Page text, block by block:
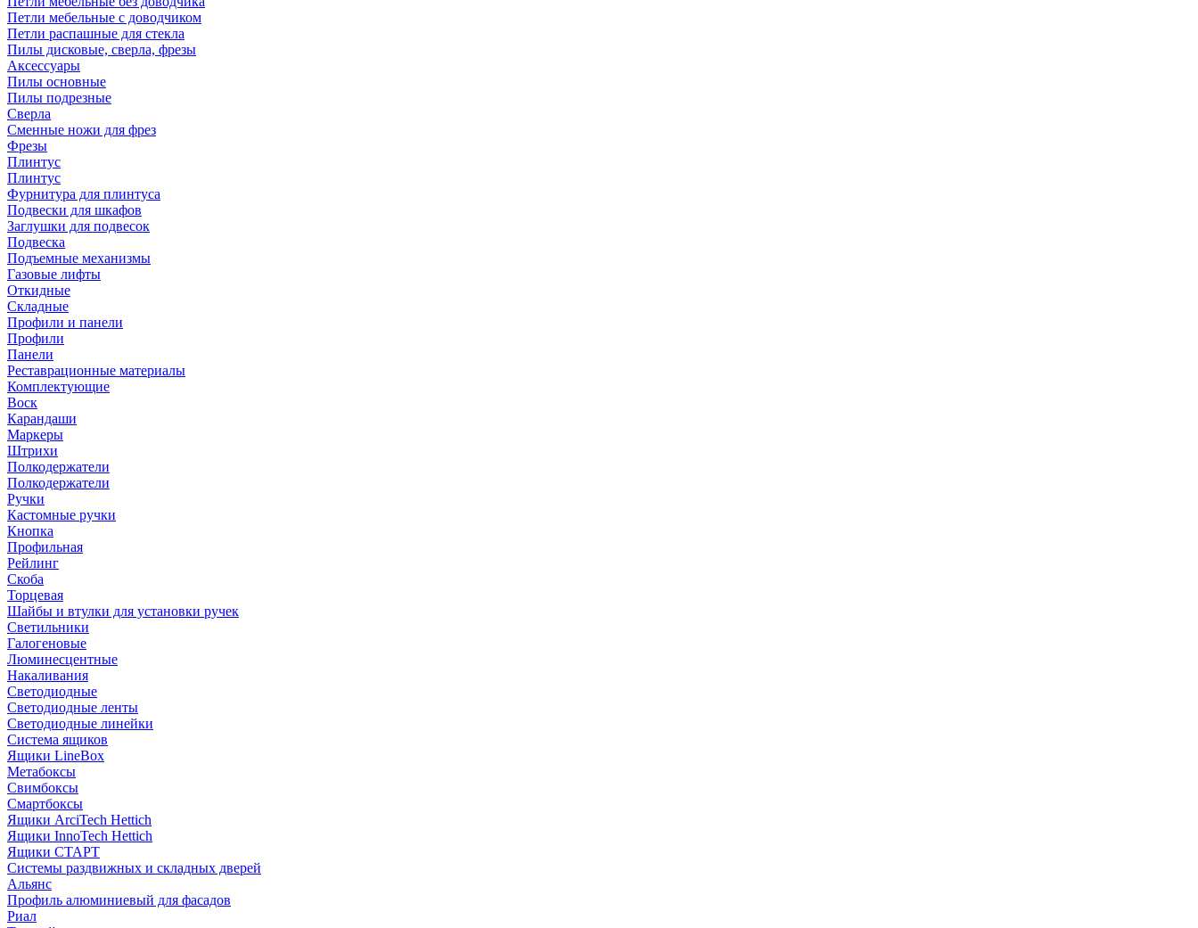
Петли мебельные с доводчиком
Петли распашные для стекла
Пилы дисковые, сверла, фрезы
Аксессуары
Пилы основные
Пилы подрезные
Сверла
Сменные ножи для фрез
Фрезы
Плинтус
Плинтус
Фурнитура для плинтуса
Подвески для шкафов
Заглушки для подвесок
Подвеска
Подъемные механизмы
Газовые лифты
Откидные
Складные
Профили и панели
Профили
Панели
Реставрационные материалы
Комплектующие
Воск
Карандаши
Маркеры
Штрихи
Полкодержатели
Полкодержатели
Ручки
Кастомные ручки
Кнопка
Профильная
Рейлинг
Скоба
Торцевая
Шайбы и втулки для установки ручек
Светильники
Галогеновые
Люминесцентные
Накаливания
Светодиодные
Светодиодные ленты
Светодиодные линейки
Система ящиков
Ящики LineBox
Метабоксы
Свимбоксы
Смартбоксы
Ящики ArciTech Hettich
Ящики InnoTech Hettich
Ящики СТАРТ
Системы раздвижных и складных дверей
Альянс
Профиль алюминиевый для фасадов
Риал